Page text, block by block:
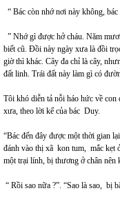
“ Bác còn nhớ nơi này không, bác
” Nhớ gì được hở cháu. Năm
biết cũ. Đồi này ngày xưa là đồi
giờ thì khác. Cây đa chỉ là cây,
đất linh. Trái đất này làm gì có
Tôi khó diễn tả nỗi háo hức về
xưa, theo lời kể của bác Duy.
“Bác đến đây được một thời gian
đánh vào thị xã kon tum, mắc kẹt
một trại lính, bị thương ở chân nên
“ Rồi sao nữa ?”. “Sao là sao, bị